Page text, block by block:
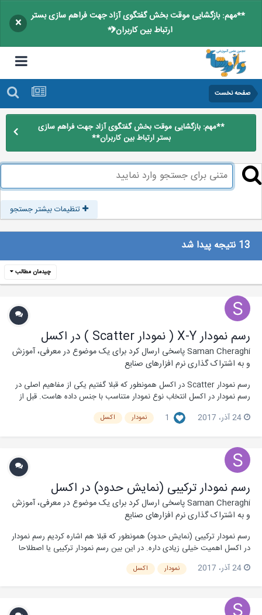
**مهم: بازگشایی موقت بخش گفتگوی آزاد جهت فراهم سازی بستر
ارتباط بین کاربران**
×
صفحه نخست
**مهم: بازگشایی موقت بخش گفتگوی آزاد جهت فراهم سازی
بستر ارتباط بین کاربران**
تنظیمات بیشتر جستجو
13 نتیجه پیدا شد
چیدمان مطالب
رسم نمودار X-Y ( نمودار Scatter ) در اکسل
Saman Cheraghiپاسخی ارسال کرد برای یک موضوع درمعرفی، آموزش
و به اشتراک گذاری نرم افزارهای صنایع
رسم نمودار Scatter در اکسل همونطور که قبلا گفتیم یکی از مفاهیم اصلی در
رسم نمودار در اکسل انتخاب نوع نمودار متناسب با جنس داده هاست. قبل از
رسم نمودار روی این داده ها چی هست. با توجه به این نکته و شناخت انواع
24 آذر، 2017 1 نمودار اکسل
رسم نمودار ترکیبی (نمایش حدود) در اکسل
Saman Cheraghiپاسخی ارسال کرد برای یک موضوع درمعرفی، آموزش
و به اشتراک گذاری نرم افزارهای صنایع
رسم نمودار ترکیبی (نمایش حدود) همونطور که قبلا هم اشاره کردیم رسم نمودار
در اکسل اهمیت خیلی زیادی داره. در این بین رسم نمودار ترکیبی یا اصطلاحا
رسم چند نمودار در یک نمودار جذابیت زیادی داره. در آموزش قبلی با روش
رسم این نوع نمودار آشنا شدیم. حالا میخوایم با نحوه رسم نوعی نمودار ترکیبی
24 آذر، 2017 نمودار اکسل